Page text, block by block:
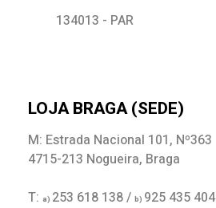
134013 - PAR
LOJA BRAGA (SEDE)
M: Estrada Nacional 101, Nº363
4715-213 Nogueira, Braga
T: a) 253 618 138 / b) 925 435 404